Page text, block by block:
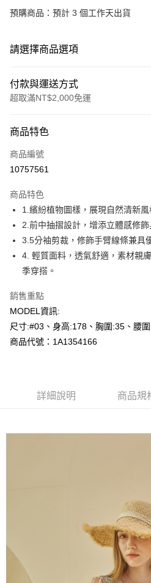
預購商品：預計 3 個工作天出貨
請選擇商品選項
付款與運送方式
超取滿NT$2,000免運
信用卡一次付款
超商取貨付款
Apple Pay
悠遊付
Google Pay
全盈+PAY
AFTEE先享後付
相關說明
【關於「AFTEE先享後付」】
AFTEE先享後付是「在收到商品之後才付
便利好安心！
【「AFTEE先享後付」結帳流程】
２．訂單成立數日內，您將收到繳費通知
３．收到繳費通知簡訊後14天內，點擊
ATM／網路銀行／等多元方式進行付款，
※ 請注意：結帳手續完成當下不需立刻繳
購買商品的店家。未經商家同意取消之訂
※ 交易是否成功請以「AFTEE先享後付
是否繳費成功／繳費後需取消欲退款等相
https://
１．透過由恩沛科技股份有限公司提供之
易，需依本服務之必要範圍內提供個人
權轉讓予恩沛科技股份有限公司。
運送方式
付款後全家取貨---滿2000元免運
每筆NT$120，滿NT$2,000(含以上)
商品特色
商品編號
10757561
商品特色
1.繽紛植物圖樣，展現自然清新風
2.前中抽摺設計，增添立體感修飾
3.5分袖剪裁，修飾手臂線條兼具
4. 輕質面料，透氣舒適，素材親
季穿搭。
銷售重點
MODEL資訊:
尺寸:#03、身高:178、胸圍:35、腰
商品代號：1A1354166
詳細說明 商品規